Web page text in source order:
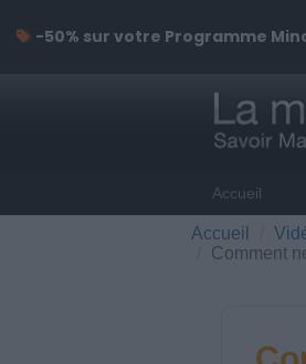
Accueil
Accueil
Comment
-50% sur votre Programme